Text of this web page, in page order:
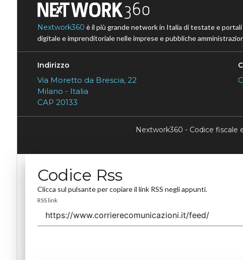
Nextwork360 è il più grande network in Italia di testate e
digitale e imprenditoriale nelle imprese e pubbliche
Indirizzo
Via Moretto da Brescia, 22
Milano - Italia
CAP 20133
Nextwork360 - Codice fiscale
Codice Rss
Clicca sul pulsante per copiare il link RSS negli appunti.
RSS link